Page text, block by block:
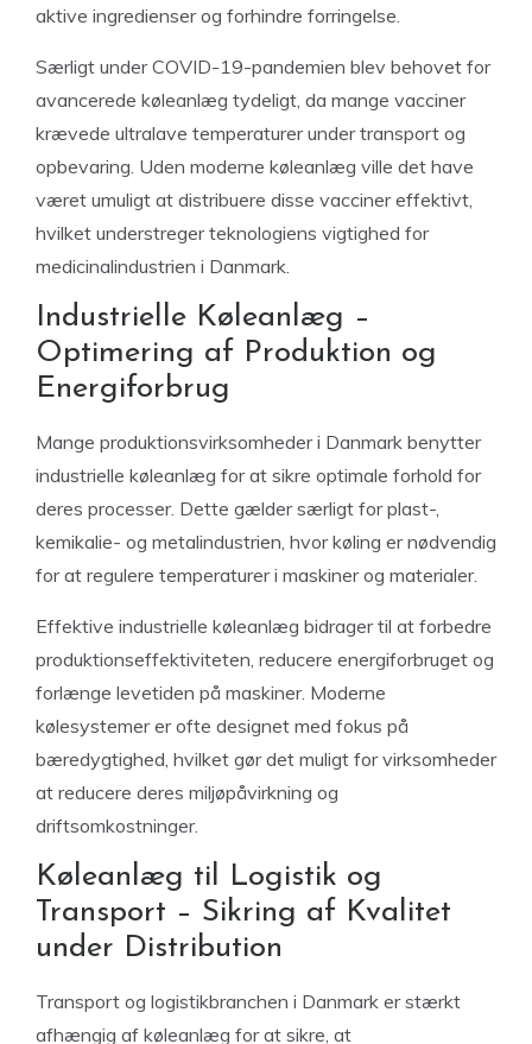
aktive ingredienser og forhindre forringelse.
Særligt under COVID-19-pandemien blev behovet for
avancerede køleanlæg tydeligt, da mange vacciner
krævede ultralave temperaturer under transport og
opbevaring. Uden moderne køleanlæg ville det have
været umuligt at distribuere disse vacciner effektivt,
hvilket understreger teknologiens vigtighed for
medicinalindustrien i Danmark.
Industrielle Køleanlæg –
Optimering af Produktion og
Energiforbrug
Mange produktionsvirksomheder i Danmark benytter
industrielle køleanlæg for at sikre optimale forhold for
deres processer. Dette gælder særligt for plast-,
kemikalie- og metalindustrien, hvor køling er nødvendig
for at regulere temperaturer i maskiner og materialer.
Effektive industrielle køleanlæg bidrager til at forbedre
produktionseffektiviteten, reducere energiforbruget og
forlænge levetiden på maskiner. Moderne
kølesystemer er ofte designet med fokus på
bæredygtighed, hvilket gør det muligt for virksomheder
at reducere deres miljøpåvirkning og
driftsomkostninger.
Køleanlæg til Logistik og
Transport – Sikring af Kvalitet
under Distribution
Transport og logistikbranchen i Danmark er stærkt
afhængig af køleanlæg for at sikre, at